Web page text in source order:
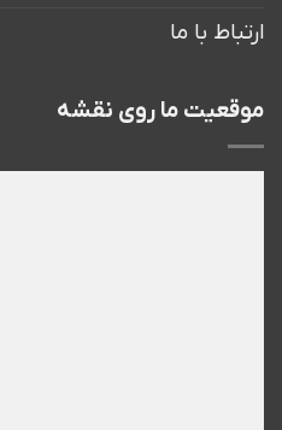
ارتباط با ما
موقعیت ما روی نقشه